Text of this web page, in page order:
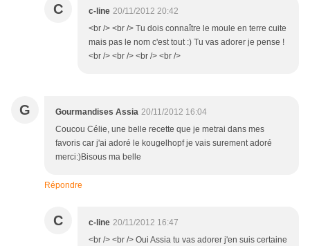
C c-line 20/11/2012 20:42
<br /> <br /> Tu dois connaître le moule en terre cuite
mais pas le nom c'est tout :) Tu vas adorer je pense !
<br /> <br /> <br /> <br />
G Gourmandises Assia 20/11/2012 16:04
Coucou Célie, une belle recette que je metrai dans mes
favoris car j'ai adoré le kougelhopf je vais surement adoré
merci:)Bisous ma belle
Répondre
C c-line 20/11/2012 16:47
<br /> <br /> Oui Assia tu vas adorer j'en suis certaine